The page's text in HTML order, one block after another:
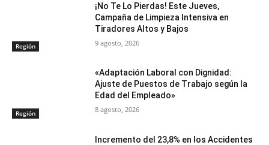
Región
¡No Te Lo Pierdas! Este Jueves,
Campaña de Limpieza Intensiva en
Tiradores Altos y Bajos
9 agosto, 2026
Región
«Adaptación Laboral con Dignidad:
Ajuste de Puestos de Trabajo según la
Edad del Empleado»
8 agosto, 2026
Incremento del 23,8% en los Accidentes